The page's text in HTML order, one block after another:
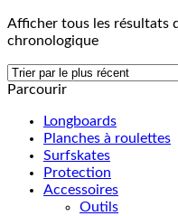
Afficher tous les résultats
chronologique
Parcourir
Longboards
Planches à roulettes
Surfskates
Protection
Accessoires
Outils